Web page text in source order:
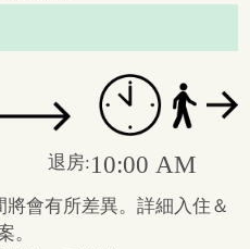
退房:10:00 AM
會有所差異。詳細入住＆
。​